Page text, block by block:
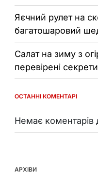
Яєчний рулет на
багатошаровий
Салат на зиму з
перевірені секрети
ОСТАННІ КОМЕНТАРІ
Немає коментарів
АРХІВИ